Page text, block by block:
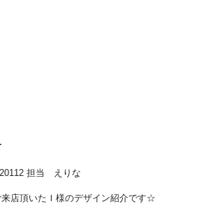
担当 えりな
店頂いたＩ様のデザイン紹介です☆